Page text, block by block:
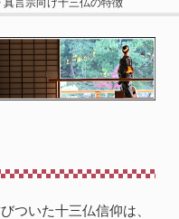
真言宗向け十三仏の特徴
ついた十三仏信仰は、